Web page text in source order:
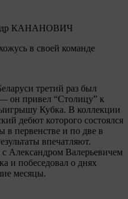
КАНАНОВИЧ
в своей команде
третий раз был
привел “Столицу” к
Кубка. В коллекции
дебют которого состоялся
в первенстве и по две в
впечатляют.
Александром Валерьевичем
и побеседовал о днях
месяцы.